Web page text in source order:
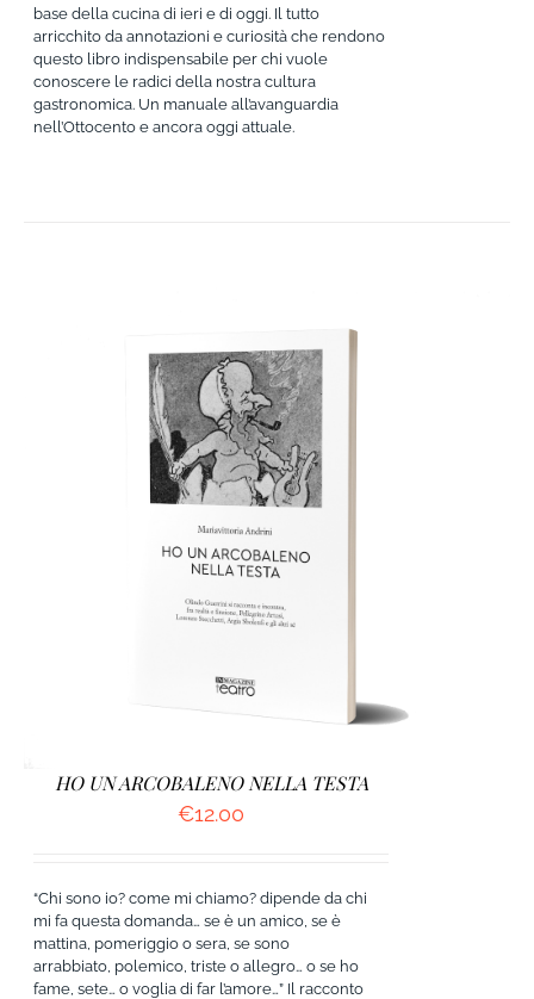
base della cucina di ieri e di oggi. Il tutto
arricchito da annotazioni e curiosità che rendono
questo libro indispensabile per chi vuole
conoscere le radici della nostra cultura
gastronomica. Un manuale all’avanguardia
nell’Ottocento e ancora oggi attuale.
AGGIUNGI AL CARRELLO
HO UN ARCOBALENO NELLA TESTA
€12.00
“Chi sono io? come mi chiamo? dipende da chi
mi fa questa domanda… se è un amico, se è
mattina, pomeriggio o sera, se sono
arrabbiato, polemico, triste o allegro… o se ho
fame, sete… o voglia di far l’amore…” Il racconto